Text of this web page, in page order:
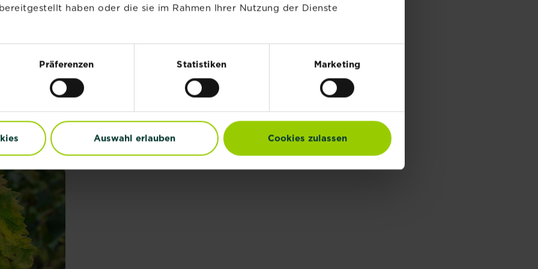
haben oder die sie im Rahmen Ihrer Nutzung der Dienste
Präferenzen Statistiken Marketing
Auswahl erlauben Cookies zulassen
ECHTEM UND FALSCHEM MEHLTAU
zwischen dem Echten und dem Falschen Mehltau unterscheiden. Die Anzeichen für
, aber auch auf Reben, Salat oder sonstiges sind:
der Unterseite der Blätter zu sehen
lässt sich schwer abwischen
Flecken auf der Oberseite auf